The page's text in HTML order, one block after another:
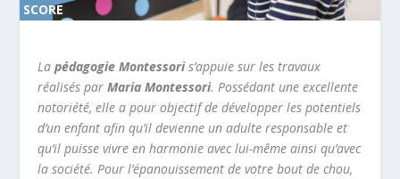
SCORE
Lapédagogie Montessoris’appuie sur les travaux
réalisés parMaria Montessori. Possédant une excellente
notoriété, elle a pour objectif de développer les potentiels
d’un enfant afin qu’il devienne un adulte responsable et
qu’il puisse vivre en harmonie avec lui-même ainsi qu’avec
la société. Pour l’épanouissement de votre bout de chou,